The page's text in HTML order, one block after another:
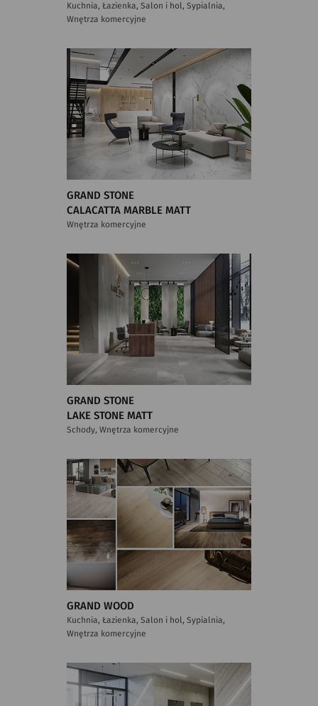
Kuchnia, Łazienka, Salon i hol, Sypialnia,
Wnętrza komercyjne
GRAND STONE
CALACATTA MARBLE MATT
Wnętrza komercyjne
GRAND STONE
LAKE STONE MATT
Schody, Wnętrza komercyjne
GRAND WOOD
Kuchnia, Łazienka, Salon i hol, Sypialnia,
Wnętrza komercyjne